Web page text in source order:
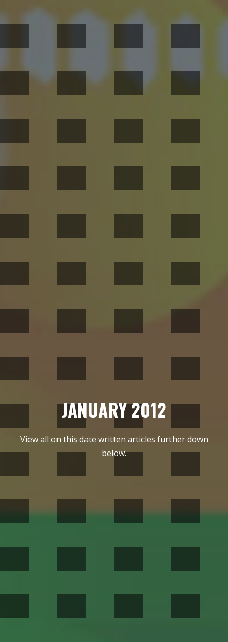
JANUARY 2012
View all on this date written articles further down
below.